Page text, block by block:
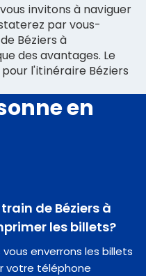
invitons à naviguer
par vous-
Béziers à
des avantages. Le
l'itinéraire Béziers
en
de Béziers à
les billets?
enverrons les billets
votre téléphone